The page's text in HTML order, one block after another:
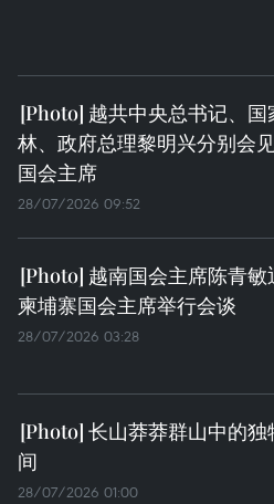
越共中央总书记、国
林、政府总理黎明兴分别会
国会主席
28/07/2026 09:52
越南国会主席陈青敏
柬埔寨国会主席举行会谈
28/07/2026 03:28
长山莽莽群山中的独
间
28/07/2026 01:00